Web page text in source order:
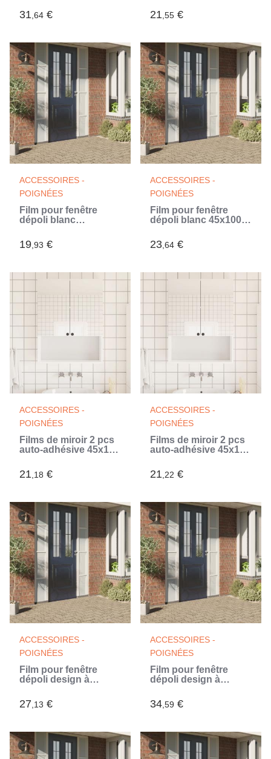
31,64 € 21,55 €
ACCESSOIRES -
POIGNÉES
Film pour fenêtre
dépoli blanc
(Blanc)
19,93 €
ACCESSOIRES -
POIGNÉES
Film pour fenêtre
dépoli blanc 45x1000
23,64 €
ACCESSOIRES -
POIGNÉES
Films de miroir 2 pcs
auto-adhésive 45x150
21,18 €
ACCESSOIRES -
POIGNÉES
Films de miroir 2 pcs
auto-adhésive 45x100
21,22 €
ACCESSOIRES -
POIGNÉES
Film pour fenêtre
dépoli design à
PVC (Blanc)
27,13 €
ACCESSOIRES -
POIGNÉES
Film pour fenêtre
dépoli design à
PVC (Blanc)
34,59 €